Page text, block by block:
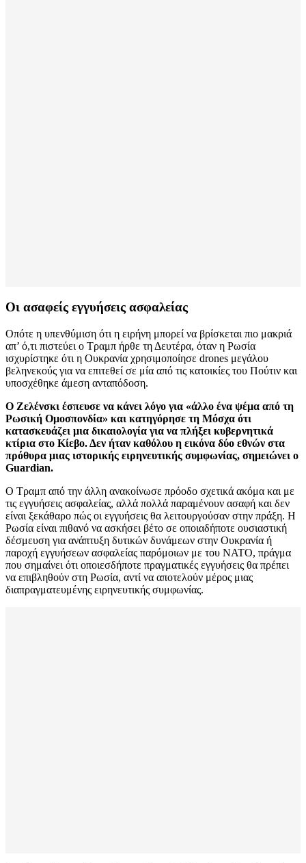
Οι ασαφείς εγγυήσεις ασφαλείας
Οπότε η υπενθύμιση ότι η ειρήνη μπορεί να βρίσκεται πιο μακριά
απ’ ό,τι πιστεύει ο Τραμπ ήρθε τη Δευτέρα, όταν η Ρωσία
ισχυρίστηκε ότι η Ουκρανία χρησιμοποίησε drones μεγάλου
βεληνεκούς για να επιτεθεί σε μία από τις κατοικίες του Πούτιν και
υποσχέθηκε άμεση ανταπόδοση.
Ο Ζελένσκι έσπευσε να κάνει λόγο για «άλλο ένα ψέμα από τη
Ρωσική Ομοσπονδία» και κατηγόρησε τη Μόσχα ότι
κατασκευάζει μια δικαιολογία για να πλήξει κυβερνητικά
κτίρια στο Κίεβο. Δεν ήταν καθόλου η εικόνα δύο εθνών στα
πρόθυρα μιας ιστορικής ειρηνευτικής συμφωνίας, σημειώνει ο
Guardian.
O Τραμπ από την άλλη ανακοίνωσε πρόοδο σχετικά ακόμα και με
τις εγγυήσεις ασφαλείας, αλλά πολλά παραμένουν ασαφή και δεν
είναι ξεκάθαρο πώς οι εγγυήσεις θα λειτουργούσαν στην πράξη. Η
Ρωσία είναι πιθανό να ασκήσει βέτο σε οποιαδήποτε ουσιαστική
δέσμευση για ανάπτυξη δυτικών δυνάμεων στην Ουκρανία ή
παροχή εγγυήσεων ασφαλείας παρόμοιων με του ΝΑΤΟ, πράγμα
που σημαίνει ότι οποιεσδήποτε πραγματικές εγγυήσεις θα πρέπει
να επιβληθούν στη Ρωσία, αντί να αποτελούν μέρος μιας
διαπραγματευμένης ειρηνευτικής συμφωνίας.